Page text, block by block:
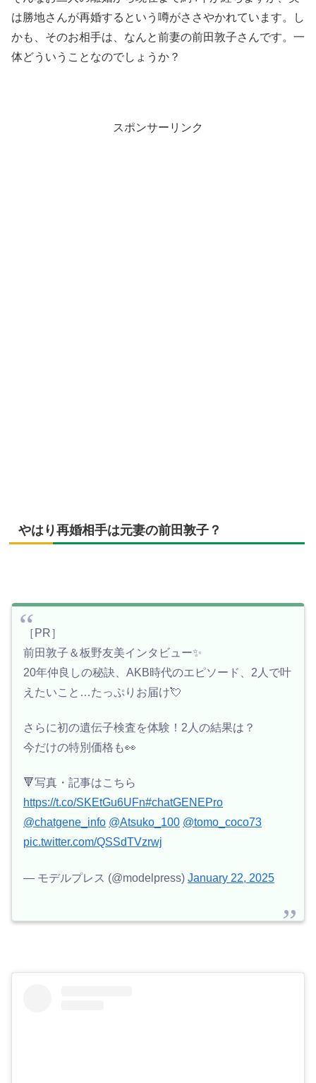
は勝地さんが再婚するという噂がささやかれています。し
かも、そのお相手は、なんと前妻の前田敦子さんです。一
体どういうことなのでしょうか？
スポンサーリンク
やはり再婚相手は元妻の前田敦子？
［PR］
前田敦子＆板野友美インタビュー✨
20年仲良しの秘訣、AKB時代のエピソード、2人で叶
えたいこと…たっぷりお届け💘
さらに初の遺伝子検査を体験！2人の結果は？
今だけの特別価格も👀
🔻写真・記事はこちら
https://t.co/SKEtGu6UFn#chatGENEPro
@chatgene_info @Atsuko_100 @tomo_coco73
pic.twitter.com/QSSdTVzrwj
— モデルプレス (@modelpress) January 22, 2025